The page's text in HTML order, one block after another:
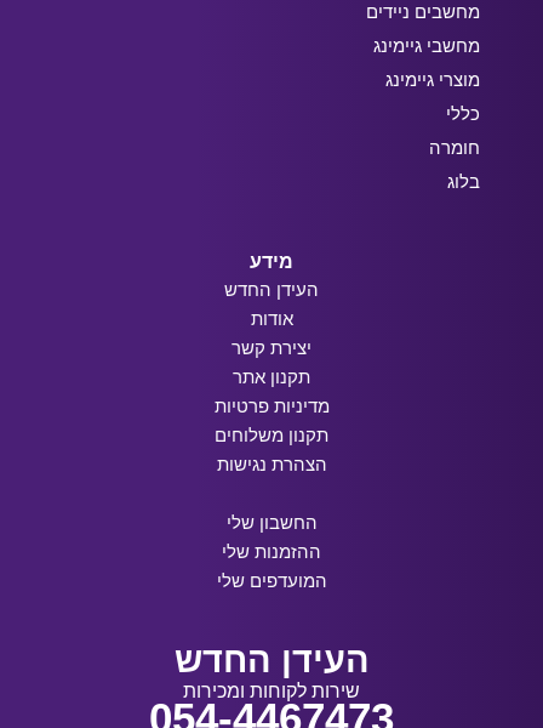
מחשבים ניידים
מחשבי גיימינג
מוצרי גיימינג
כללי
חומרה
בלוג
מידע
העידן החדש
אודות
יצירת קשר
תקנון אתר
מדיניות פרטיות
תקנון משלוחים
הצהרת נגישות
החשבון שלי
ההזמנות שלי
המועדפים שלי
העידן החדש
שירות לקוחות ומכירות
054-4467473